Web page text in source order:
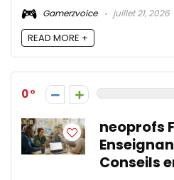
Gamerzvoice
juillet 21, 2026
READ MORE +
0
neoprofs
Conseils